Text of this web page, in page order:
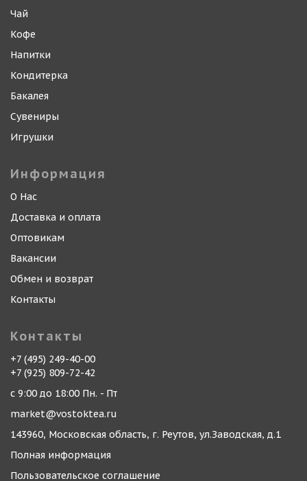
Чай
Кофе
Напитки
Кондитерка
Бакалея
Сувениры
Игрушки
Информация
О Нас
Доставка и оплата
Оптовикам
Вакансии
Обмен и возврат
Контакты
Контакты
+7 (495) 249-40-00
+7 (925) 809-72-42
с 9:00 до 18:00 Пн. - Пт
market@vostoktea.ru
143960, Московская область, г. Реутов, ул.Заводская, д.1
Полная информация
Пользовательское соглашение